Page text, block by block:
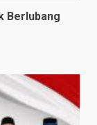
Berlubang